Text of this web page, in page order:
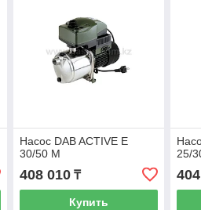
Насос DAB ACTIVE E
30/50 M
408 010₸
Купить
25/